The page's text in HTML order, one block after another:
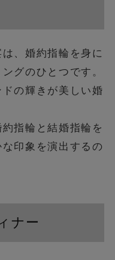
、婚約指輪を身に
グのひとつです。
の輝きが美しい婚
指輪と結婚指輪を
印象を演出するの
ナー